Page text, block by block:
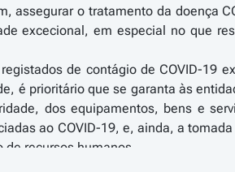
assegurar o tratamento da doença
excecional, em especial no que
de contágio de COVID-19
é prioritário que se garanta às
dos equipamentos, bens e
ao COVID-19, e, ainda, a
recursos humanos.